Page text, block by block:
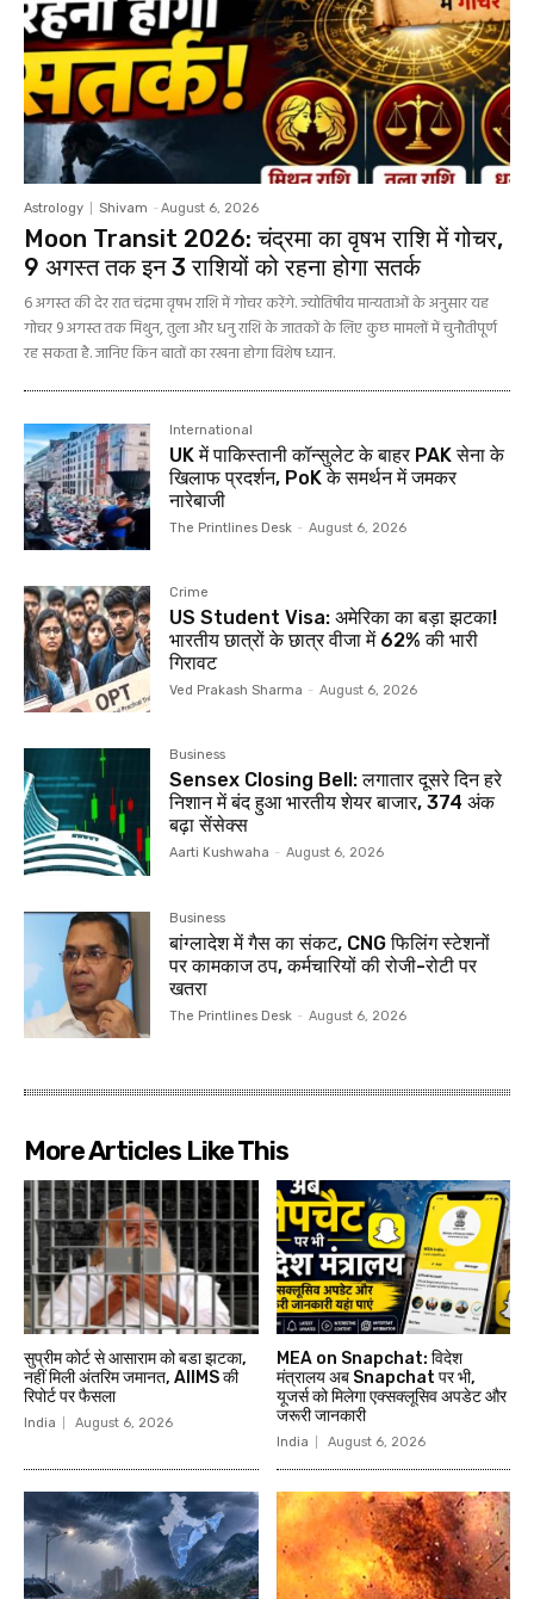
Astrology Shivam - August 6, 2026
Moon Transit 2026: चंद्रमा का वृषभ राशि में गोचर,
9 अगस्त तक इन 3 राशियों को रहना होगा सतर्क
6 अगस्त की देर रात चंद्रमा वृषभ राशि में गोचर करेंगे. ज्योतिषीय मान्यताओं के अनुसार यह
गोचर 9 अगस्त तक मिथुन, तुला और धनु राशि के जातकों के लिए कुछ मामलों में चुनौतीपूर्ण
रह सकता है. जानिए किन बातों का रखना होगा विशेष ध्यान.
International
UK में पाकिस्तानी कॉन्सुलेट के बाहर PAK सेना के
खिलाफ प्रदर्शन, PoK के समर्थन में जमकर
नारेबाजी
The Printlines Desk - August 6, 2026
Crime
US Student Visa: अमेरिका का बड़ा झटका!
भारतीय छात्रों के छात्र वीजा में 62% की भारी
गिरावट
Ved Prakash Sharma - August 6, 2026
Business
Sensex Closing Bell: लगातार दूसरे दिन हरे
निशान में बंद हुआ भारतीय शेयर बाजार, 374 अंक
बढ़ा सेंसेक्स
Aarti Kushwaha - August 6, 2026
Business
बांग्लादेश में गैस का संकट, CNG फिलिंग स्टेशनों
पर कामकाज ठप, कर्मचारियों की रोजी-रोटी पर
खतरा
The Printlines Desk - August 6, 2026
More Articles Like This
सुप्रीम कोर्ट से आसाराम को बडा झटका,
नहीं मिली अंतरिम जमानत, AIIMS की
रिपोर्ट पर फैसला
India August 6, 2026
MEA on Snapchat: विदेश
मंत्रालय अब Snapchat पर भी,
यूजर्स को मिलेगा एक्सक्लूसिव अपडेट और
जरूरी जानकारी
India August 6, 2026